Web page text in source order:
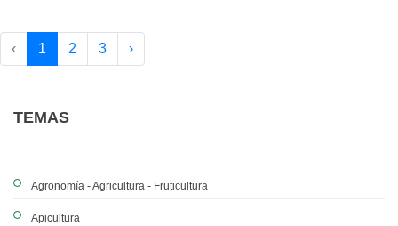
TEMAS
Agronomía - Agricultura - Fruticultura
Apicultura
‹ 1 2 3 ›